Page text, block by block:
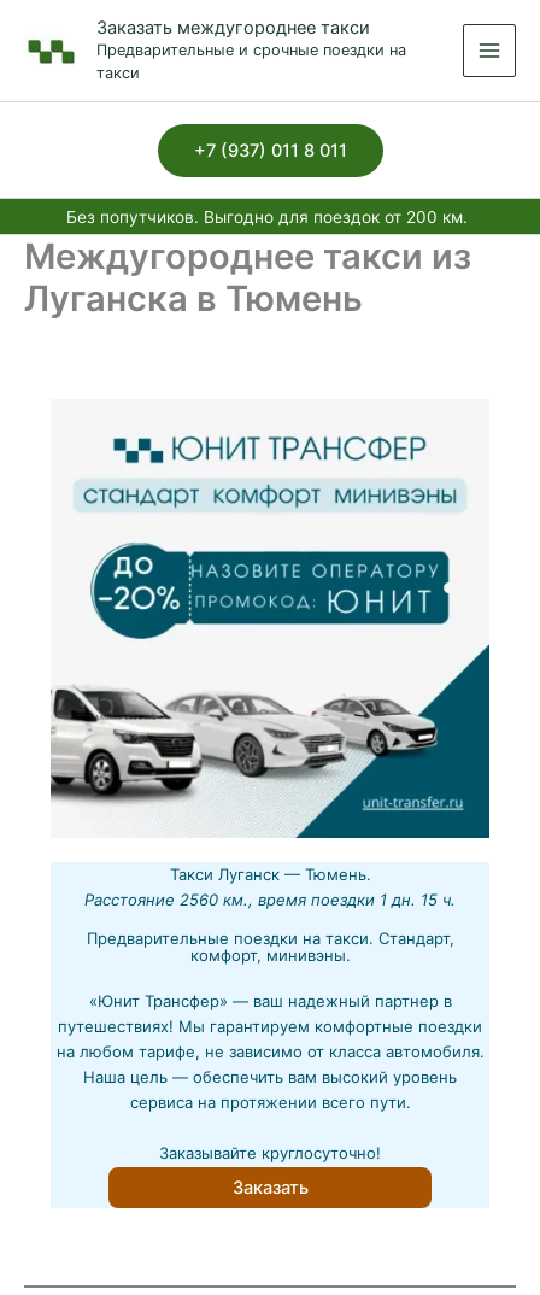
содержимому
Заказать междугороднее такси
Предварительные и срочные поездки на
такси
+7 (937) 011 8 011
Без попутчиков. Выгодно для поездок от 200 км.
Междугороднее такси из
Луганска в Тюмень
Такси Луганск — Тюмень.
Расстояние 2560 км., время поездки 1 дн. 15 ч.
Предварительные поездки на такси. Стандарт,
комфорт, минивэны.
«Юнит Трансфер» — ваш надежный партнер в
путешествиях! Мы гарантируем комфортные поездки
на любом тарифе, не зависимо от класса автомобиля.
Наша цель — обеспечить вам высокий уровень
сервиса на протяжении всего пути.
Заказывайте круглосуточно!
Заказать